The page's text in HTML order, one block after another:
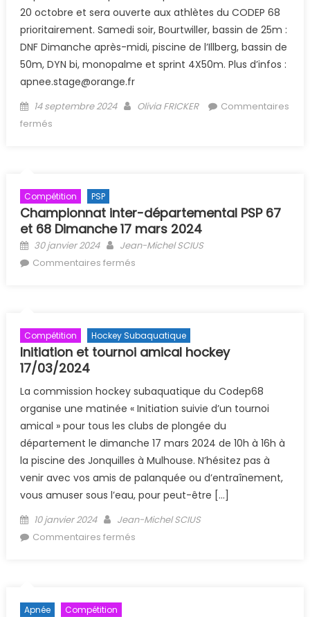
20 octobre et sera ouverte aux athlètes du CODEP 68
prioritairement. Samedi soir, Bourtwiller, bassin de 25m :
DNF Dimanche après-midi, piscine de l’Illberg, bassin de
50m, DYN bi, monopalme et sprint 4X50m. Plus d’infos :
apnee.stage@orange.fr
Posted on
14 septembre 2024 Author
Olivia FRICKER
Commentaires
fermés
Compétition PSP
Championnat inter-départemental PSP 67
et 68 Dimanche 17 mars 2024
Posted on
30 janvier 2024 Author
Jean-Michel SCIUS
Commentaires fermés
Compétition Hockey Subaquatique
Initiation et tournoi amical hockey
17/03/2024
La commission hockey subaquatique du Codep68
organise une matinée « Initiation suivie d’un tournoi
amical » pour tous les clubs de plongée du
département le dimanche 17 mars 2024 de 10h à 16h à
la piscine des Jonquilles à Mulhouse. N’hésitez pas à
venir avec vos amis de palanquée ou d’entraînement,
vous amuser sous l’eau, pour peut-être […]
Posted on
10 janvier 2024 Author
Jean-Michel SCIUS
Commentaires fermés
Apnée Compétition